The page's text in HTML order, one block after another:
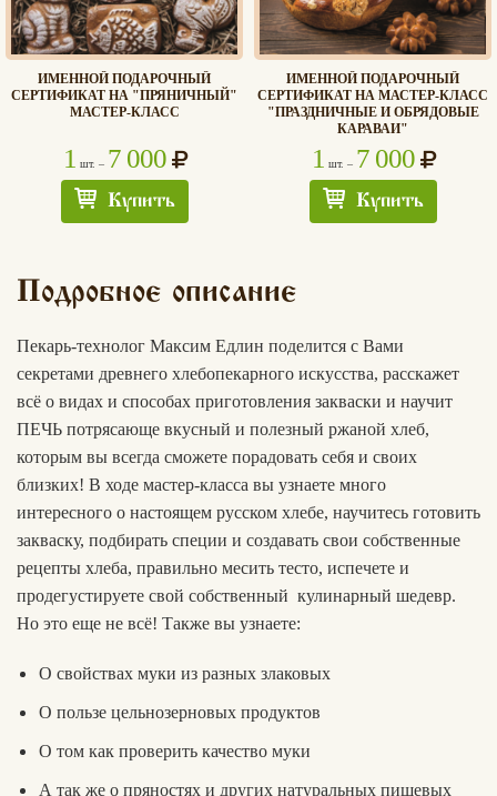
ИМЕННОЙ ПОДАРОЧНЫЙ
СЕРТИФИКАТ НА "ПРЯНИЧНЫЙ"
МАСТЕР-КЛАСС
1 шт. – 7 000
Купить
ИМЕННОЙ ПОДАРОЧНЫЙ
СЕРТИФИКАТ НА МАСТЕР-КЛАСС
"ПРАЗДНИЧНЫЕ И ОБРЯДОВЫЕ
КАРАВАИ"
1 шт. – 7 000
Купить
Подробное описание
Пекарь-технолог Максим Едлин поделится с Вами
секретами древнего хлебопекарного искусства, расскажет
всё о видах и способах приготовления закваски и научит
ПЕЧЬ потрясающе вкусный и полезный ржаной хлеб,
которым вы всегда сможете порадовать себя и своих
близких! В ходе мастер-класса вы узнаете много
интересного о настоящем русском хлебе, научитесь готовить
закваску, подбирать специи и создавать свои собственные
рецепты хлеба, правильно месить тесто, испечете и
продегустируете свой собственный кулинарный шедевр.
Но это еще не всё! Также вы узнаете:
О свойствах муки из разных злаковых
О пользе цельнозерновых продуктов
О том как проверить качество муки
А так же о пряностях и других натуральных пищевых